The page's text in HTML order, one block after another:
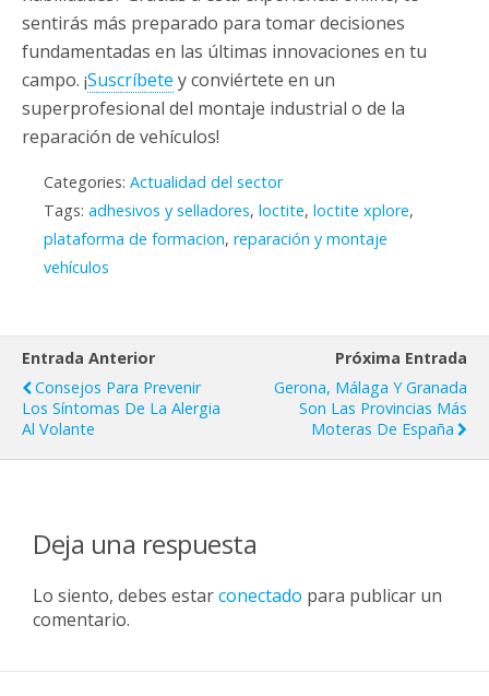
sentirás más preparado para tomar decisiones
fundamentadas en las últimas innovaciones en tu
campo. ¡Suscríbete y conviértete en un
superprofesional del montaje industrial o de la
reparación de vehículos!
Categories: Actualidad del sector
Tags: adhesivos y selladores, loctite, loctite xplore,
plataforma de formacion, reparación y montaje
vehículos
Entrada Anterior
Consejos Para Prevenir
Los Síntomas De La Alergia
Al Volante
Próxima Entrada
Gerona, Málaga Y Granada
Son Las Provincias Más
Moteras De España
Deja una respuesta
Lo siento, debes estarconectado para publicar un
comentario.